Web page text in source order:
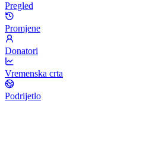
Pregled
Promjene
Donatori
Vremenska crta
Podrijetlo